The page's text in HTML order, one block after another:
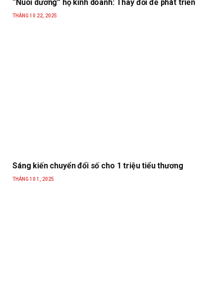
“Nuôi dưỡng” hộ kinh doanh: Thay đổi để phát triển
THÁNG 10 22, 2025
Sáng kiến chuyển đổi số cho 1 triệu tiểu thương
THÁNG 10 1, 2025